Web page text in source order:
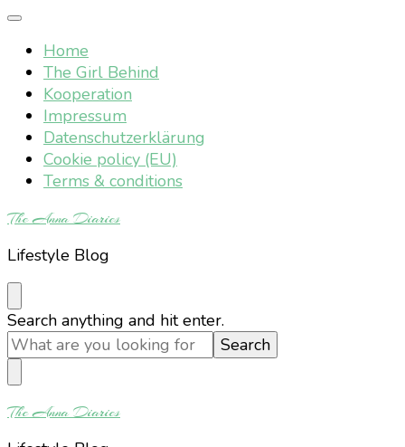
Home
The Girl Behind
Kooperation
Impressum
Datenschutzerklärung
Cookie policy (EU)
Terms & conditions
The Anna Diaries
Lifestyle Blog
Looking
for
Something?
Search anything and hit enter.
The Anna Diaries